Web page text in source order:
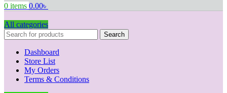
0 items 0.00৳
All categories
Search
Dashboard
Store List
My Orders
Terms & Conditions